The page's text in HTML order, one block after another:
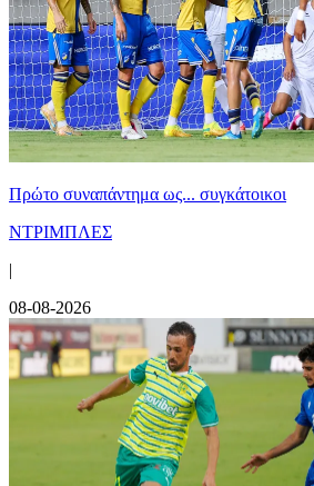
Πρώτο συναπάντημα ως... συγκάτοικοι
ΝΤΡΙΜΠΛΕΣ
|
08-08-2026